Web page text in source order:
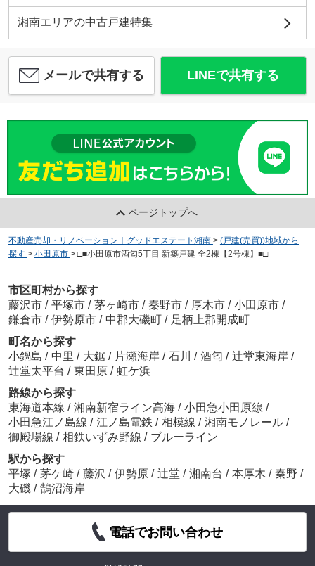
湘南エリアの中古戸建特集
メールで共有する LINEで共有する
ページトップへ
不動産売却・リノベーション｜グッドエステート湘南 > (戸建(売買))地域から
探す > 小田原市 > □■小田原市酒匂5丁目 新築戸建 全2棟【2号棟】■□
市区町村から探す
藤沢市 / 平塚市 / 茅ヶ崎市 / 秦野市 / 厚木市 / 小田原市 /
鎌倉市 / 伊勢原市 / 中郡大磯町 / 足柄上郡開成町
町名から探す
小鍋島 / 中里 / 大鋸 / 片瀬海岸 / 石川 / 酒匂 / 辻堂東海岸 /
辻堂太平台 / 東田原 / 虹ケ浜
路線から探す
東海道本線 / 湘南新宿ライン高海 / 小田急小田原線 /
小田急江ノ島線 / 江ノ島電鉄 / 相模線 / 湘南モノレール /
御殿場線 / 相鉄いずみ野線 / ブルーライン
駅から探す
平塚 / 茅ケ崎 / 藤沢 / 伊勢原 / 辻堂 / 湘南台 / 本厚木 / 秦野 /
大磯 / 鵠沼海岸
電話でお問い合わせ